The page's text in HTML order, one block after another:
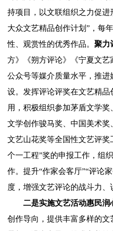
持项目，以文联组织之力促
大众文艺精品创作计划”，每
性、观赏性的优秀作品。 聚力
方》《朔方评论》《宁夏文
公众号等媒介质量水平，推
设。发挥评论评奖在文艺精
用，积极组织参加茅盾文学
文学创作骏马奖、中国美术
文艺山花奖等全国性文艺评奖
个一工程”奖的申报工作，组
作。提升“作家会客厅”“评论
度，增强文艺评论的战斗力、
二是实施文艺活动惠民润
创作导向，提供丰富多样的